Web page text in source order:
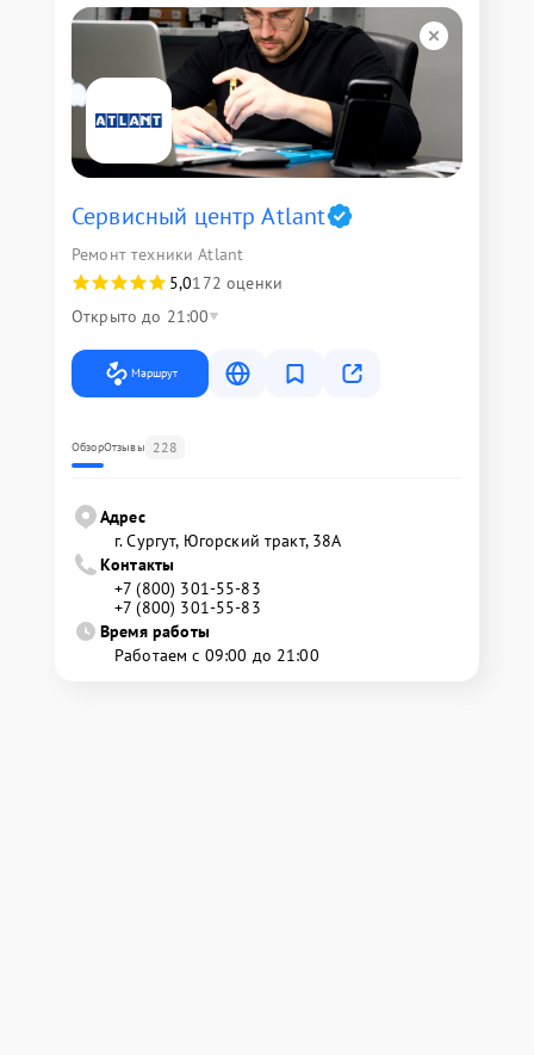
Сервисный центр Atlant
Ремонт техники Atlant
5,0172 оценки
Открыто до 21:00
Маршрут
ОбзорОтзывы 228
Адрес
г. Сургут, Югорский тракт, 38А
Контакты
+7 (800) 301-55-83
+7 (800) 301-55-83
Время работы
Работаем с 09:00 до 21:00